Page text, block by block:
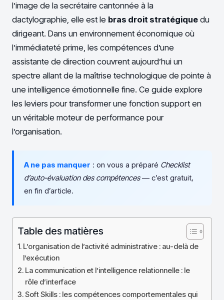
l’image de la secrétaire cantonnée à la
dactylographie, elle est le bras droit stratégique du
dirigeant. Dans un environnement économique où
l’immédiateté prime, les compétences d’une
assistante de direction couvrent aujourd’hui un
spectre allant de la maîtrise technologique de pointe à
une intelligence émotionnelle fine. Ce guide explore
les leviers pour transformer une fonction support en
un véritable moteur de performance pour
l’organisation.
A ne pas manquer : on vous a préparé Checklist
d’auto-évaluation des compétences— c’est gratuit,
en fin d’article.
Table des matières
L’organisation de l’activité administrative : au-delà de
l’exécution
La communication et l’intelligence relationnelle : le
rôle d’interface
Soft Skills : les compétences comportementales qui